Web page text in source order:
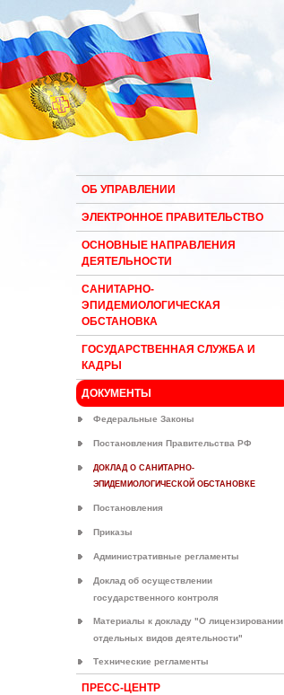
ОБ УПРАВЛЕНИИ
ЭЛЕКТРОННОЕ ПРАВИТЕЛЬСТВО
ОСНОВНЫЕ НАПРАВЛЕНИЯ
ДЕЯТЕЛЬНОСТИ
САНИТАРНО-
ЭПИДЕМИОЛОГИЧЕСКАЯ
ОБСТАНОВКА
ГОСУДАРСТВЕННАЯ СЛУЖБА И
КАДРЫ
ДОКУМЕНТЫ
Федеральные Законы
Постановления Правительства РФ
ДОКЛАД О САНИТАРНО-
ЭПИДЕМИОЛОГИЧЕСКОЙ ОБСТАНОВКЕ
Постановления
Приказы
Административные регламенты
Доклад об осуществлении
государственного контроля
Материалы к докладу "О лицензировании
отдельных видов деятельности"
Технические регламенты
ПРЕСС-ЦЕНТР